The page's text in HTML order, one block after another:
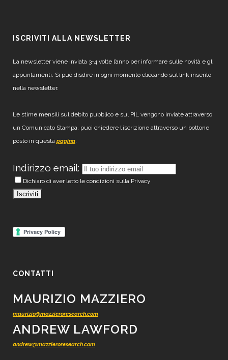
ISCRIVITI ALLA NEWSLETTER
La newsletter viene inviata 3-4 volte l’anno per informare sulle novità e gli
appuntamenti. Si può disdire in ogni momento cliccando sul link inserito
nella newsletter.
Le stime mensili sul debito pubblico e sul PIL vengono inviate attraverso
un Comunicato Stampa, puoi chiedere l’iscrizione attraverso un bottone
posto in questa pagina.
Indirizzo email:
Dichiaro di aver letto le condizioni sulla Privacy
CONTATTI
MAURIZIO MAZZIERO
maurizio@mazzieroresearch.com
ANDREW LAWFORD
andrew@mazzieroresearch.com